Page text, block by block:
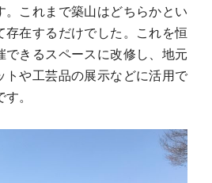
。これまで築山はどちらかとい
存在するだけでした。これを恒
きるスペースに改修し、地元
トや工芸品の展示などに活用で
。